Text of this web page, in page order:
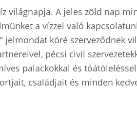
világnapja. A jeles zöld nap
a vízzel való
jelmondat köré szerveződnek
pécsi civil
palackokkal és
családjait és minden